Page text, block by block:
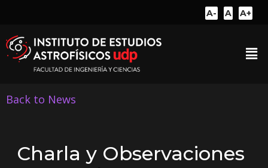
A- A A+
Back to News
Charla y Observaciones